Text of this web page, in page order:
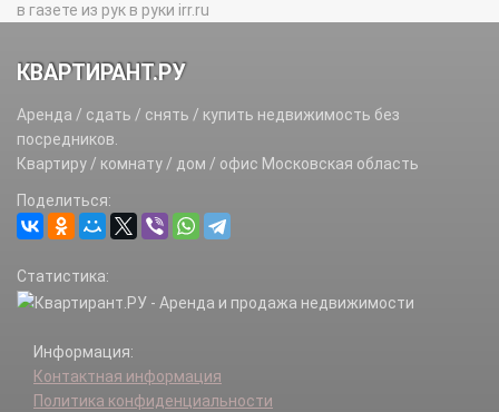
в газете из рук в руки irr.ru
КВАРТИРАНТ.РУ
Аренда / сдать / снять / купить недвижимость без
посредников.
Квартиру / комнату / дом / офис Московская область
Поделиться:
Статистика:
Информация:
Контактная информация
Политика конфиденциальности